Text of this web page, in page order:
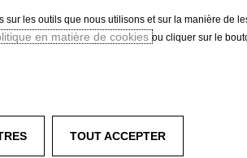
7
5
t
i
p
Paiement en plusieurs fois
pour s'adapter parfaitement aux
une protection optimale du sol et un
sur les outils que nous utilisons et sur la manière de
en matière de cookies ou cliquer sur le
TOUT ACCEPTER